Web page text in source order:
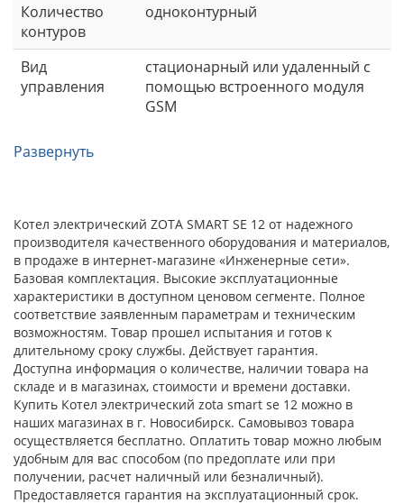
Количество
контуров
одноконтурный
Вид
управления
стационарный или удаленный с
помощью встроенного модуля
GSM
Развернуть
Котел электрический ZOTA SMART SE 12 от надежного
производителя качественного оборудования и материалов,
в продаже в интернет-магазине «Инженерные сети».
Базовая комплектация. Высокие эксплуатационные
характеристики в доступном ценовом сегменте. Полное
соответствие заявленным параметрам и техническим
возможностям. Товар прошел испытания и готов к
длительному сроку службы. Действует гарантия.
Доступна информация о количестве, наличии товара на
складе и в магазинах, стоимости и времени доставки.
Купить Котел электрический zota smart se 12 можно в
наших магазинах в г. Новосибирск. Самовывоз товара
осуществляется бесплатно. Оплатить товар можно любым
удобным для вас способом (по предоплате или при
получении, расчет наличный или безналичный).
Предоставляется гарантия на эксплуатационный срок.